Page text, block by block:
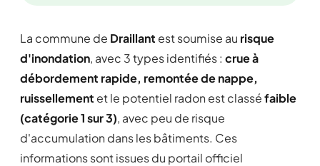
La commune de Draillant est soumise au risque
d'inondation, avec 3 types identifiés : crue à
débordement rapide, remontée de nappe,
ruissellement et le potentiel radon est classéfaible
(catégorie 1 sur 3), avec peu de risque
d'accumulation dans les bâtiments. Ces
informations sont issues du portail officiel